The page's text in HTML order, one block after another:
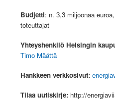
Budjetti: n. 3,3 miljoonaa
toteuttajat
Yhteyshenkilö Helsingin
Timo Määttä
Hankkeen verkkosivut:
Tilaa uutiskirje: http://